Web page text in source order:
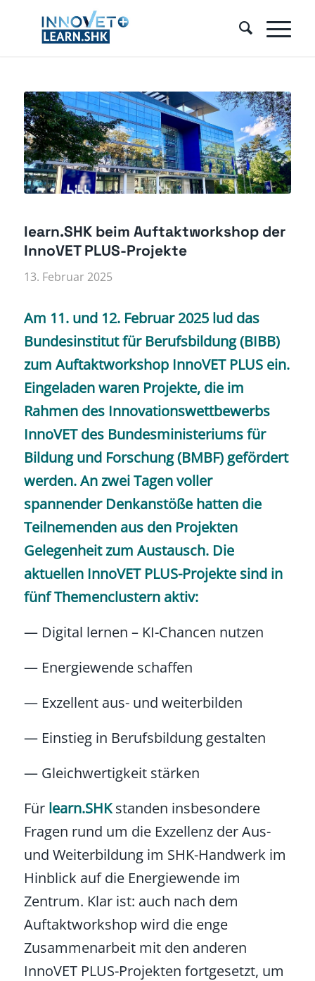
learn.SHK beim Auftaktworkshop der
InnoVET PLUS-Projekte
13. Februar 2025
Am 11. und 12. Februar 2025 lud das
Bundesinstitut für Berufsbildung (BIBB)
zum Auftaktworkshop InnoVET PLUS ein.
Eingeladen waren Projekte, die im
Rahmen des Innovationswettbewerbs
InnoVET des Bundesministeriums für
Bildung und Forschung (BMBF) gefördert
werden. An zwei Tagen voller
spannender Denkanstöße hatten die
Teilnemenden aus den Projekten
Gelegenheit zum Austausch. Die
aktuellen InnoVET PLUS-Projekte sind in
fünf Themenclustern aktiv:
—Digital lernen – KI-Chancen nutzen
—Energiewende schaffen
—Exzellent aus- und weiterbilden
—Einstieg in Berufsbildung gestalten
—Gleichwertigkeit stärken
Für learn.SHKstanden insbesondere
Fragen rund um die Exzellenz der Aus-
und Weiterbildung im SHK-Handwerk im
Hinblick auf die Energiewende im
Zentrum. Klar ist: auch nach dem
Auftaktworkshop wird die enge
Zusammenarbeit mit den anderen
InnoVET PLUS-Projekten fortgesetzt, um